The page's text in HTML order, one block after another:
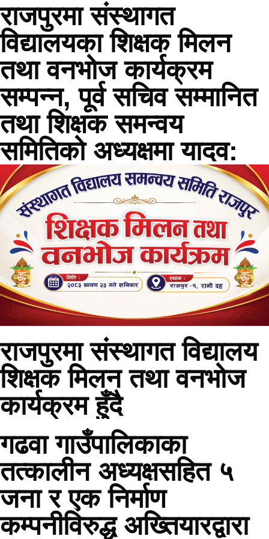
राजपुरमा संस्थागत
विद्यालयका शिक्षक मिलन
तथा वनभोज कार्यक्रम
सम्पन्न, पूर्व सचिव सम्मानित
तथा शिक्षक समन्वय
समितिको अध्यक्षमा यादव:
राजपुरमा संस्थागत विद्यालय
शिक्षक मिलन तथा वनभोज
कार्यक्रम हुँदै
गढवा गाउँपालिकाका
तत्कालीन अध्यक्षसहित ५
जना र एक निर्माण
कम्पनीविरुद्ध अख्तियारद्वारा